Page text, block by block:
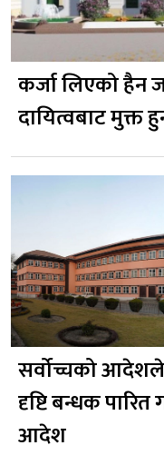
कर्जा लिएको हैन
दायित्वबाट मुक्त
सर्वोच्चको
दृष्टि बन्धक
आदेश